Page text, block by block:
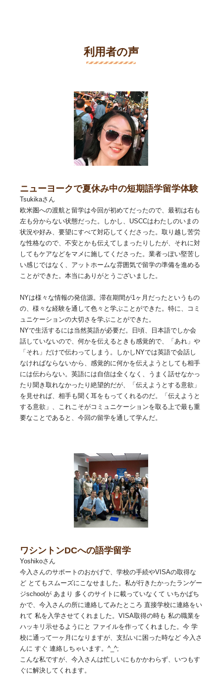
利用者の声
ニューヨークで夏休み中の短期語学留学体験
Tsukikaさん
欧米圏への渡航と留学は今回が初めてだったので、最初は右も
左も分からない状態だった。しかし、USCCはわたしのいまの
状況や好み、要望にすべて対応してくださった。取り越し苦労
な性格なので、不安とかも伝えてしまったりしたが、それに対
してもケアなどをマメに施してくださった。業者っぽい堅苦し
い感じではなく、アットホームな雰囲気で留学の準備を進める
ことができた。本当にありがとうございました。
NYは様々な情報の発信源。滞在期間が1ヶ月だったというもの
の、様々な経験を通して色々と学ぶことができた。特に、コミ
ュニケーションの大切さを学ぶことができた。
NYで生活するには当然英語が必要だ。日頃、日本語でしか会
話していないので、何かを伝えるときも感覚的で、「あれ」や
「それ」だけで伝わってしまう。しかしNYでは英語で会話し
なければならないから、感覚的に何かを伝えようとしても相手
には伝わらない。英語には自信は全くなく、うまく話せなかっ
たり聞き取れなかったり絶望的だが、「伝えようとする意欲」
を見せれば、相手も聞く耳をもってくれるのだ。「伝えようと
する意欲」、これこそがコミュニケーションを取る上で最も重
要なことであると、今回の留学を通して学んだ。
ワシントンDCへの語学留学
Yoshikoさん
今入さんのサポートのおかげで、学校の手続やVISAの取得な
ど とてもスムーズにこなせました。私が行きたかったランゲー
ジschoolが あまり 多くのサイトに載っていなくて いちかばち
かで、今入さんの所に連絡してみたところ 直接学校に連絡をい
れて 私を入学させてくれました。VISA取得の時も 私の職業を
ハッキリ示せるようにと ファイルを作ってくれました。今 学
校に通って一ヶ月になりますが、支払いに困った時など 今入さ
んに すぐ 連絡しちゃいます。^_^;
こんな私ですが、今入さんは忙しいにもかかわらず、いつもす
ぐに解決してくれます。